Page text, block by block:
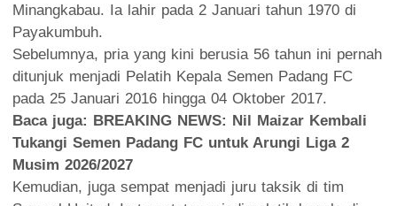
Minangkabau. Ia lahir pada 2 Januari tahun 1970 di
Payakumbuh.
Sebelumnya, pria yang kini berusia 56 tahun ini pernah
ditunjuk menjadi Pelatih Kepala Semen Padang FC
pada 25 Januari 2016 hingga 04 Oktober 2017.
Baca juga: BREAKING NEWS: Nil Maizar Kembali
Tukangi Semen Padang FC untuk Arungi Liga 2
Musim 2026/2027
Kemudian, juga sempat menjadi juru taksik di tim